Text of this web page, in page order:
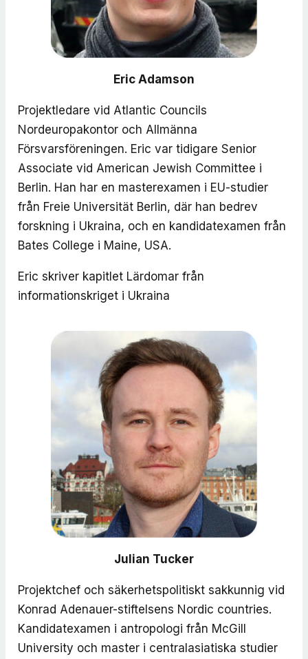
Eric Adamson
Projektledare vid Atlantic Councils
Nordeuropakontor och Allmänna
Försvarsföreningen. Eric var tidigare Senior
Associate vid American Jewish Committee i
Berlin. Han har en masterexamen i EU-studier
från Freie Universität Berlin, där han bedrev
forskning i Ukraina, och en kandidatexamen från
Bates College i Maine, USA.
Eric skriver kapitlet Lärdomar från
informationskriget i Ukraina
Julian Tucker
Projektchef och säkerhetspolitiskt sakkunnig vid
Konrad Adenauer-stiftelsens Nordic countries.
Kandidatexamen i antropologi från McGill
University och master i centralasiatiska studier